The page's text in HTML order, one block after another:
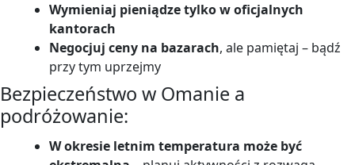
Wymieniaj pieniądze tylko w oficjalnych
kantorach
Negocjuj ceny na bazarach, ale pamiętaj – bądź
przy tym uprzejmy
Bezpieczeństwo w Omanie a
podróżowanie:
W okresie letnim temperatura może być